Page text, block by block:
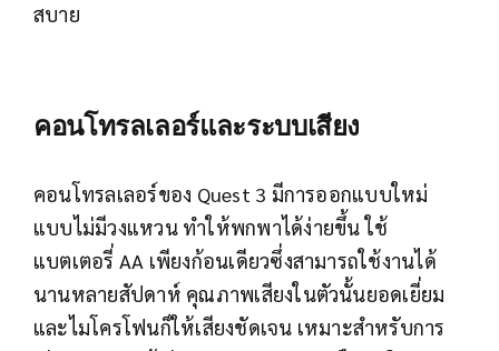
สบาย
คอนโทรลเลอร์และระบบเสียง
คอนโทรลเลอร์ของ Quest 3 มีการออกแบบใหม่
แบบไม่มีวงแหวน ทำให้พกพาได้ง่ายขึ้น ใช้
แบตเตอรี่ AA เพียงก้อนเดียวซึ่งสามารถใช้งานได้
นานหลายสัปดาห์ คุณภาพเสียงในตัวนั้นยอดเยี่ยม
และไมโครโฟนก็ให้เสียงชัดเจน เหมาะสำหรับการ